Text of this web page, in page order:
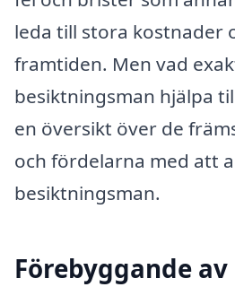
leda till stora kostnader
framtiden. Men vad
besiktningsman hjälpa
en översikt över de
och fördelarna med att
besiktningsman.
Förebyggande